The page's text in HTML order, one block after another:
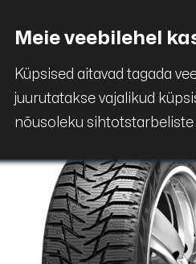
Puigar Avaleht
Meie veebilehel
Küpsised aitavad tagada
juurutatakse vajalikud
nõusoleku